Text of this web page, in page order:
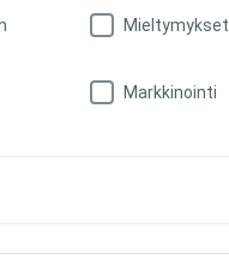
Mieltymykset
Markkinointi